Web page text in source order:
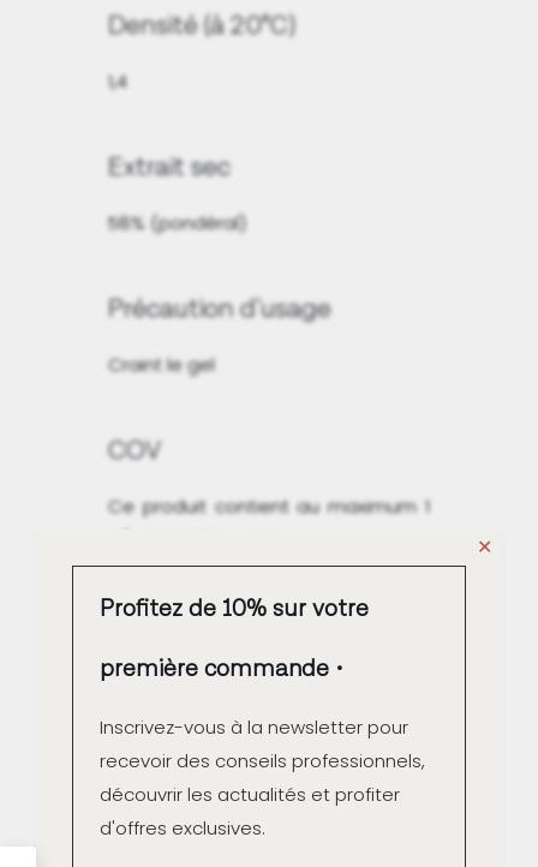
Densité (à 20°C)
1,4
Extrait sec
58% (pondéral)
Précaution d'usage
Craint le gel
COV
Ce produit contient au maximum 1
Qualité Air intérieur A+
Fabrication française
Contrôle couleur unitaire à
✕
Profitez de 10% sur votre
première commande
Inscrivez-vous à la newsletter pour
recevoir des conseils professionnels,
découvrir les actualités et profiter
d'offres exclusives.